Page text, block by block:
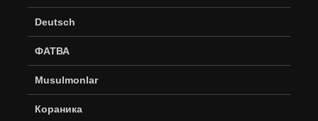
Deutsch
ФАТВА
Musulmonlar
Кораника